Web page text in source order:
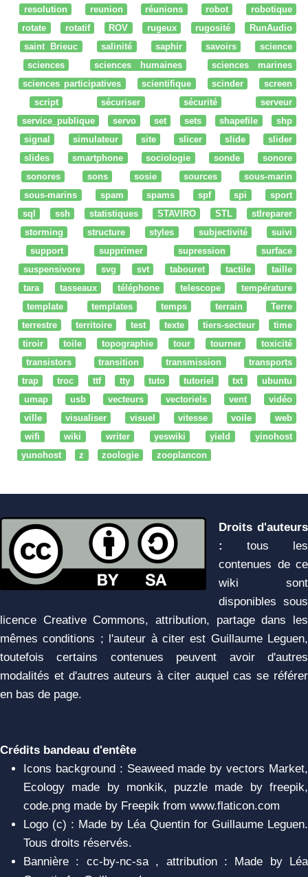
resolution
reunion réunions robot
robotique
rotate
rotatif ROV rugeux rugosité
RunAudio
saint Brieuc
salinité saphir savoirs
science
sciences
sciences humaines
sciences marines
sciences participatives
scientifique scinder
screen
script
sécuriser sécurité
serveur
service_publique
servo set sets shapefile
shp
signal
simulateur site slicer slide
slider
slides
smartphone sociologie sonde
sonore
sonores
sons sosie sources
sous-marin
sous-marins
spam spams spf spi
sport
sql
ssh statistiques STAVIRO STL
stlreparer
storming
structure styles subjectivité
suivi
support
supprimer supression
surface
suspensivore
svg svt tabouret tactile
taille
tara
tasseaux téléphone telescope
température
template
templates temps terrain
Terre
terrestre
territoire test texte tiers-secteur
time
tiroir
toile topographie tour tourner
toxicité
transistors
transition transmission
transports
trap
troc ttf tty tuto tutoriel txt
ubuntu
umap
usb vecteurs vectoriels vent
vidéo
ville
visualiser visuel vitesse voile
web
wifi
wiki writer yeswiki yield
yinohost
yunohost
z zoologie zooplancon
Droits d'auteurs
:
tous les
contenues de ce
wiki sont
disponibles sous
licence Creative Commons, attribution, partage dans les
mêmes conditions ; l'auteur à citer est Guillaume Leguen,
toutefois certains contenues peuvent avoir d'autres
modalités et d'autres auteurs à citer auquel cas se référer
en bas de page.
Crédits bandeau d'entête
Icons background : Seaweed made by vectors Market,
Ecology made by monkik, puzzle made by freepik,
code.png made by Freepik from www.flaticon.com
Logo (c) : Made by Léa Quentin for Guillaume Leguen.
Tous droits réservés.
Bannière : cc-by-nc-sa , attribution : Made by Léa